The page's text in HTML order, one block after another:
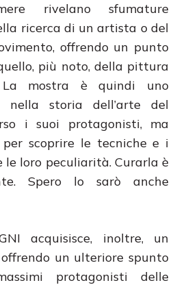
rivelano sfumature
ricerca di un artista o del
offrendo un punto
più noto, della pittura
mostra è quindi uno
nella storia dell’arte del
i suoi protagonisti, ma
per scoprire le tecniche e i
le loro peculiarità. Curarla è
Spero lo sarò anche
acquisisce, inoltre, un
un ulteriore spunto
protagonisti delle